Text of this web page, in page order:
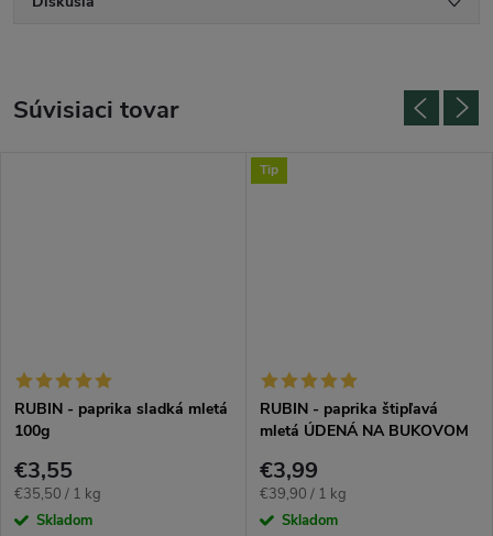
Súvisiaci tovar
RUBIN - paprika sladká mletá
100g
€3,55
Jednotková
cena:
€35,50 / 1 kg
Skladom
Tip
RUBIN - paprika štipľavá
mletá ÚDENÁ NA BUKOVOM
€3,99
Jednotková
cena:
€39,90 / 1 kg
Skladom